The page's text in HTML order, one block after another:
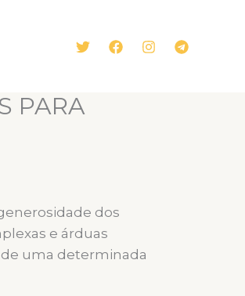
PARA
dos
e árduas
de uma determinada